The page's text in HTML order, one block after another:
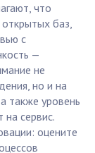
что
открытых баз,
с
—
не
но и на
также уровень
на сервис.
оцените